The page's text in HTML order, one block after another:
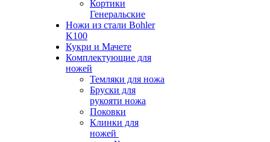
Кортики
Генеральские
Ножи из стали Bohler
K100
Кукри и Мачете
Комплектующие для
ножей
Темляки для ножа
Бруски для
рукояти ножа
Поковки
Клинки для
ножей